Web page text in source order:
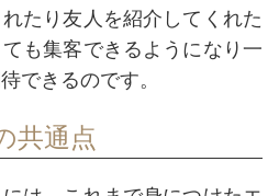
たり友人を紹介してくれた
も集客できるようになり一
できるのです。
共通点